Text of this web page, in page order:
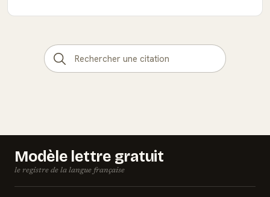
Modèle lettre gratuit
le registre de la langue française